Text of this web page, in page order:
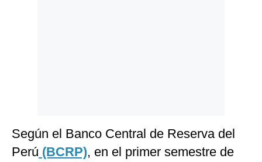
Según el Banco Central de Reserva del
Perú (BCRP), en el primer semestre de